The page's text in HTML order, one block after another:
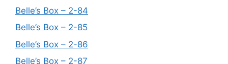
Belle’s Box – 2-84
Belle’s Box – 2-85
Belle’s Box – 2-86
Belle’s Box – 2-87